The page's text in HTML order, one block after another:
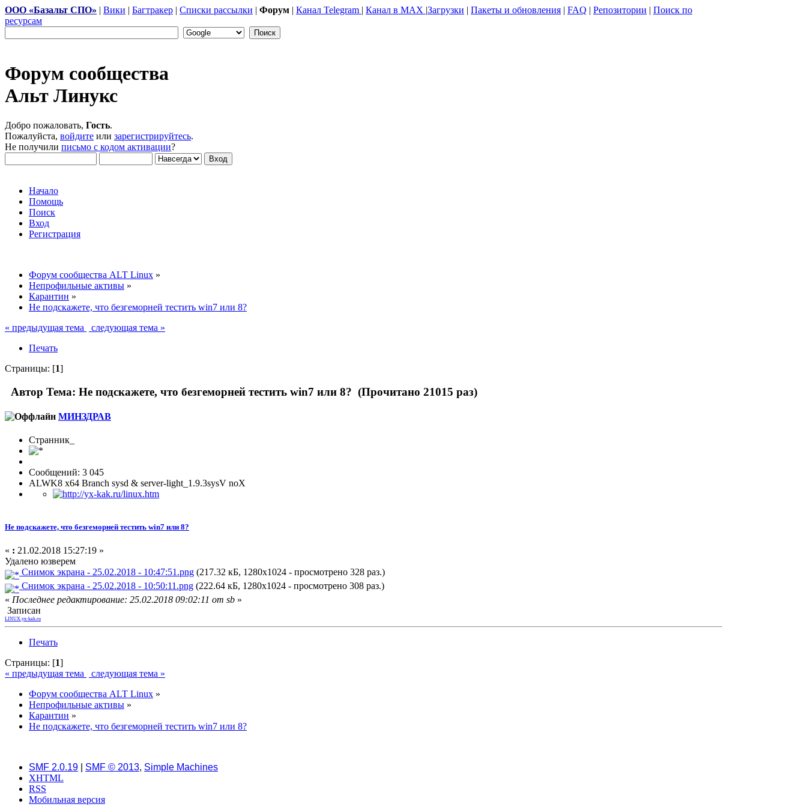
ООО «Базальт СПО» | Вики | Багтракер | Списки рассылки | Форум | Канал Telegram | Канал в MAX |Загрузки | Пакеты и обновления | FAQ | Репозитории | Поиск по
ресурсам
Форум сообщества
Альт Линукс
Добро пожаловать, Гость.
Пожалуйста, войдите или зарегистрируйтесь.
Не получили письмо с кодом активации?
Начало
Помощь
Поиск
Вход
Регистрация
Форум сообщества ALT Linux »
Непрофильные активы »
Карантин »
Не подскажете, что безгеморней тестить win7 или 8?
« предыдущая тема
следующая тема »
Печать
Страницы: [1]
Автор Тема: Не подскажете, что безгеморней тестить win7 или 8? (Прочитано 21015 раз)
МИНЗДРАВ
Странник_
Сообщений: 3 045
ALWK8 х64 Branch sysd & server-light_1.9.3sysV noX
Не подскажете, что безгеморней тестить win7 или 8?
« : 21.02.2018 15:27:19 »
Удалено юзверем
Снимок экрана - 25.02.2018 - 10:47:51.png (217.32 кБ, 1280x1024 - просмотрено 328 раз.)
Снимок экрана - 25.02.2018 - 10:50:11.png (222.64 кБ, 1280x1024 - просмотрено 308 раз.)
« Последнее редактирование: 25.02.2018 09:02:11 от sb »
Записан
LINUX.yx-kak.ru
Печать
Страницы: [1]
« предыдущая тема
следующая тема »
Форум сообщества ALT Linux »
Непрофильные активы »
Карантин »
Не подскажете, что безгеморней тестить win7 или 8?
SMF 2.0.19 SMF © 2013, Simple Machines
XHTML
RSS
Мобильная версия